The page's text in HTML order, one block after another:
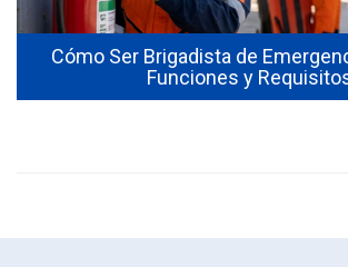
Cómo Ser Brigadista de
Funciones y